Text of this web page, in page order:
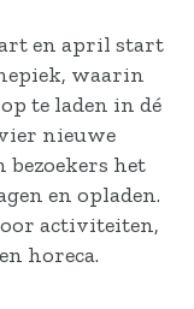
en april start
waarin
te laden in dé
nieuwe
bezoekers het
en opladen.
activiteiten,
horeca.